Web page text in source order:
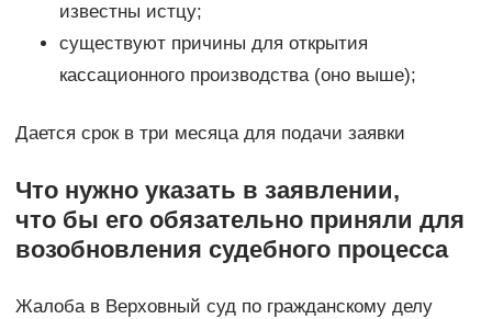
известны истцу;
существуют причины для открытия
кассационного производства (оно выше);
Дается срок в три месяца для подачи заявки
Что нужно указать в заявлении,
что бы его обязательно приняли для
возобновления судебного процесса
Жалоба в Верховный суд по гражданскому делу